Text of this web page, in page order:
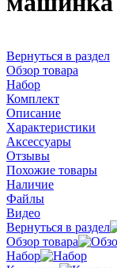
Вернуться в раздел
Обзор товара
Набор
Комплект
Описание
Характеристики
Аксессуары
Отзывы
Похожие товары
Наличие
Файлы
Видео
Вернуться в раздел
Обзор товара
Набор